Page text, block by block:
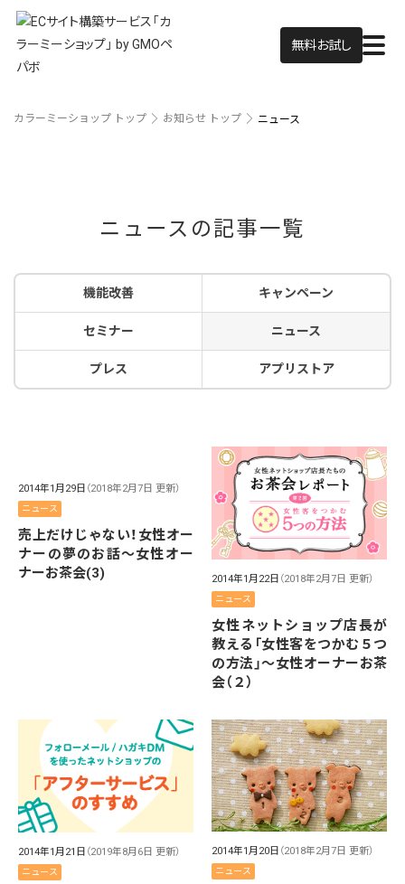
無料お試し
カラーミーショップ トップ お知らせ トップ ニュース
ニュースの記事一覧
機能改善 キャンペーン
セミナー ニュース
プレス アプリストア
2014年1月29日 （2018年2月7日 更新）
ニュース
売上だけじゃない！女性オー
ナーの夢のお話～女性オー
ナーお茶会(3)
2014年1月22日 （2018年2月7日 更新）
ニュース
女性ネットショップ店長が
教える「女性客をつかむ５つ
の方法」～女性オーナーお茶
会（２）
2014年1月21日 （2019年8月6日 更新）
ニュース
2014年1月20日 （2018年2月7日 更新）
ニュース